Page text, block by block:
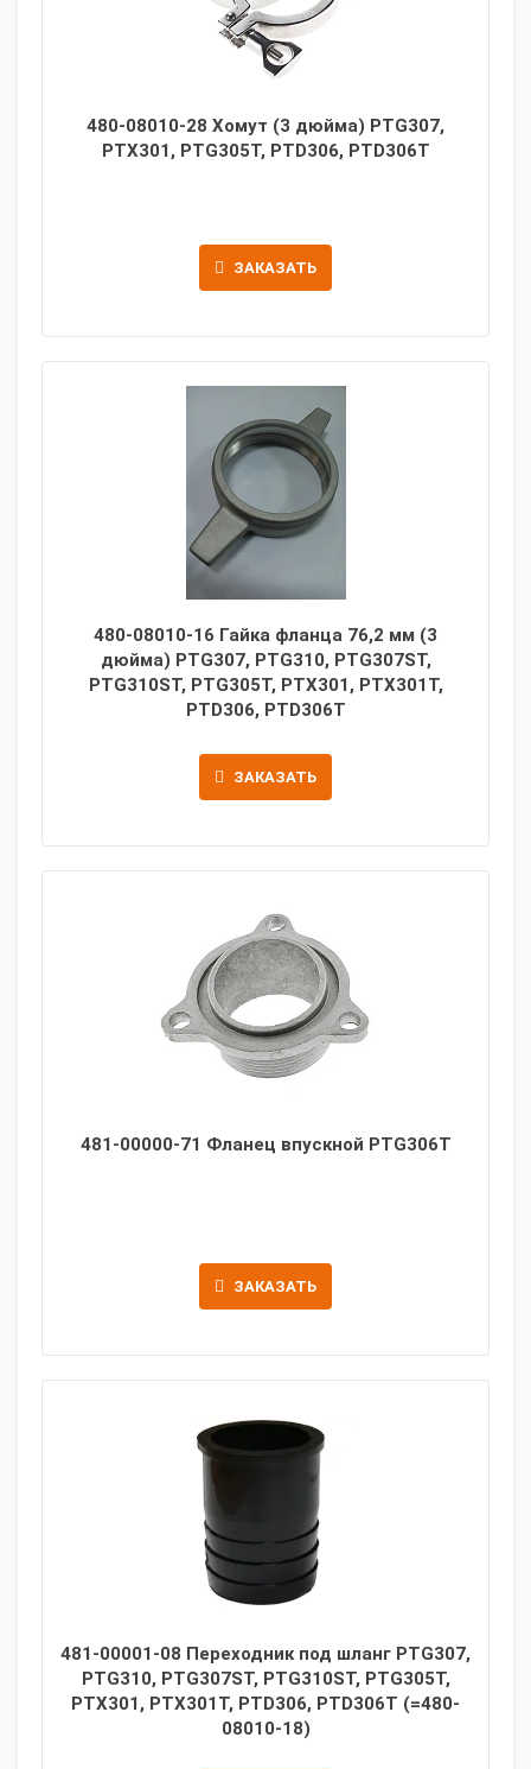
480-08010-28 Хомут (3 дюйма) PTG307,
PTX301, PTG305T, PTD306, PTD306T
ЗАКАЗАТЬ
480-08010-16 Гайка фланца 76,2 мм (3
дюйма) PTG307, PTG310, PTG307ST,
PTG310ST, PTG305T, PTX301, PTX301T,
PTD306, PTD306T
ЗАКАЗАТЬ
481-00000-71 Фланец впускной PTG306T
ЗАКАЗАТЬ
481-00001-08 Переходник под шланг PTG307,
PTG310, PTG307ST, PTG310ST, PTG305T,
PTX301, PTX301T, PTD306, PTD306T (=480-
08010-18)